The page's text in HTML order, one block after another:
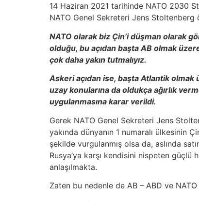
14 Haziran 2021 tarihinde NATO 2030
NATO Genel Sekreteri Jens Stoltenberg
NATO olarak biz Çin’i düşman olarak
olduğu, bu açıdan başta AB olmak
çok daha yakın tutmalıyız.
Askeri açıdan ise, başta Atlantik olmak
uzay konularına da oldukça ağırlık
uygulanmasına karar verildi.
Gerek NATO Genel Sekreteri Jens
yakında dünyanın 1 numaralı ülkesinin
şekilde vurgulanmış olsa da, aslında
Rusya’ya karşı kendisini nispeten güçlü
anlaşılmakta.
Zaten bu nedenle de AB – ABD ve